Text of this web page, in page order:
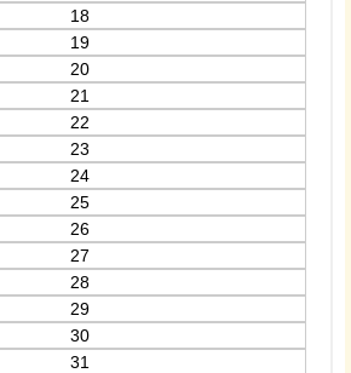
18
19
20
21
22
23
24
25
26
27
28
29
30
31